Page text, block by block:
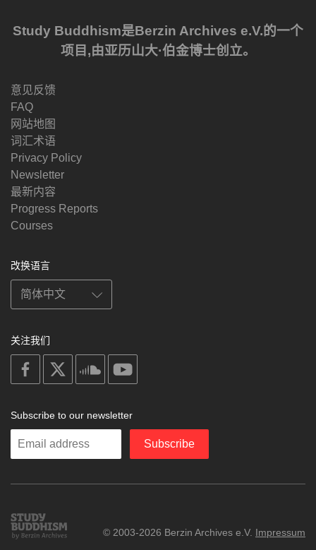
Study Buddhism是Berzin Archives e.V.的一个
项目,由亚历山大·伯金博士创立。
意见反馈
FAQ
网站地图
词汇术语
Privacy Policy
Newsletter
最新内容
Progress Reports
Courses
改换语言
关注我们
on
facebook
soundcloud
Subscribe to our newsletter
Enter
Subscribe
Study
Buddhism
© 2003-2026 Berzin Archives e.V. Impressum